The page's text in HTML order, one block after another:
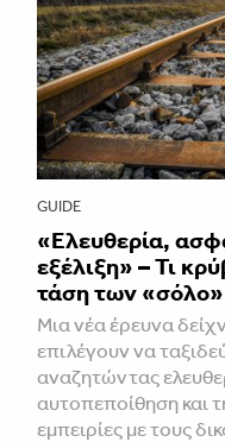
GUIDE
«Ελευθερία,
εξέλιξη» – Τι
τάση των «σόλο»
Μια νέα έρευνα
επιλέγουν να
αναζητώντας
αυτοπεποίθηση και
εμπειρίες με τους